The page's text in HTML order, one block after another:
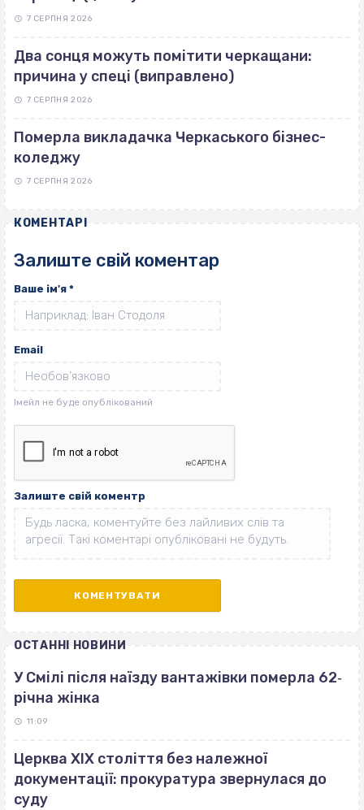
7 СЕРПНЯ 2026
Два сонця можуть помітити черкащани:
причина у спеці (виправлено)
7 СЕРПНЯ 2026
Померла викладачка Черкаського бізнес-
коледжу
7 СЕРПНЯ 2026
КОМЕНТАРІ
Залиште свій коментар
Ваше ім'я *
Email
Залиште свій коментр
ОСТАННІ НОВИНИ
У Смілі після наїзду вантажівки померла 62‐
річна жінка
11:09
Церква ХІХ століття без належної
документації: прокуратура звернулася до
суду